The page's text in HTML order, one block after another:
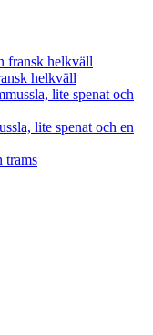
fransk helkväll
helkväll
lite spenat och
lite spenat och en
trams